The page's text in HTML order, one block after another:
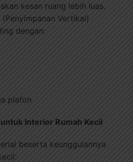
kesan ruang lebih luas.
Vertikal)
dengan:
plafon
Interior Rumah Kecil
beserta keunggulannya